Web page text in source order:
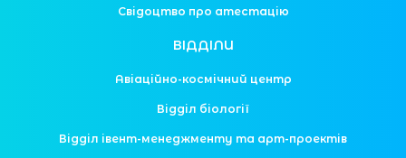
Свідоцтво про атестацію
ВІДДІЛИ
Авіаційно-космічний центр
Відділ біології
Відділ івент-менеджменту та арт-проектів